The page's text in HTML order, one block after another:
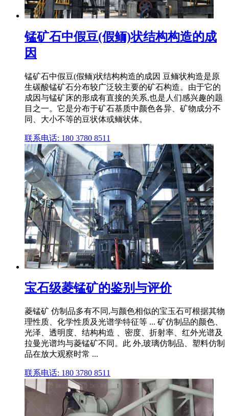
锰矿石中假豆(假鲕)状结构构造的成
因
锰矿石中假豆(假鲕)状结构构造的成因 豆鲕状构造是原
生碳酸锰矿石分布较广泛较主要的矿石构造。由于它的
成因与锰矿床的形成有直接的关系,也是人们感兴趣的题
目之一。它是分布于矿石基质中颜色各异、矿物成分不
同、大小不等的豆状体或鲕状体。
联系电话: 180 3780 8511
宝石级菱锰矿的鉴别与评价
菱锰矿 仿制品多有不同,与颜色相似的宝玉石可根据其物
理性质、化学性质及光谱学特征等 ... 矿仿制品的颜色、
光泽、透明度、结构构造 、密度、折射率、红外光谱及
拉曼光谱均与菱锰矿不同。此 外,玻璃仿制品、塑料仿制
品在放大观察时常 ...
联系电话: 180 3780 8511